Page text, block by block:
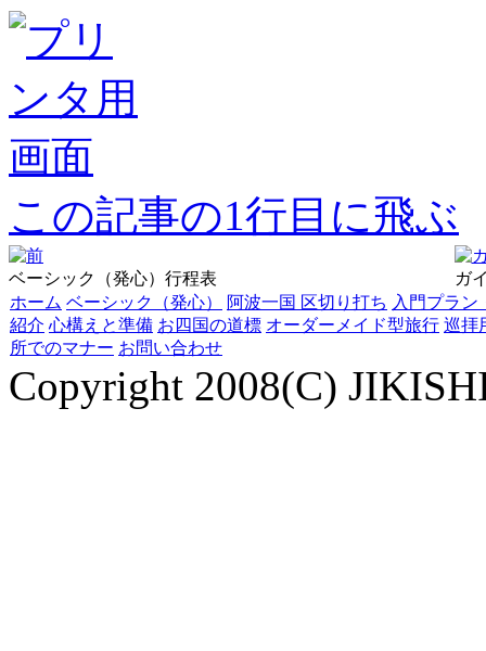
この記事の1行目に飛ぶ
ベーシック（発心）行程表
ガ
ホーム ベーシック（発心） 阿波一国 区切り打ち 入門プラン
紹介 心構えと準備 お四国の道標 オーダーメイド型旅行 巡拝
所でのマナー お問い合わせ
Copyright 2008(C)